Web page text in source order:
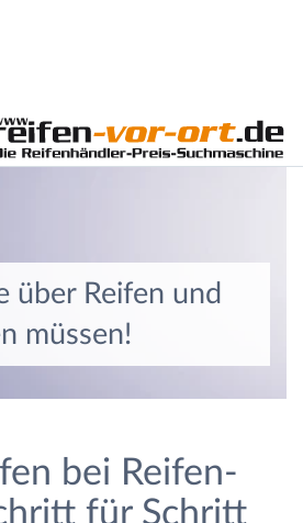
über Reifen und
müssen!
bei Reifen-
für Schritt